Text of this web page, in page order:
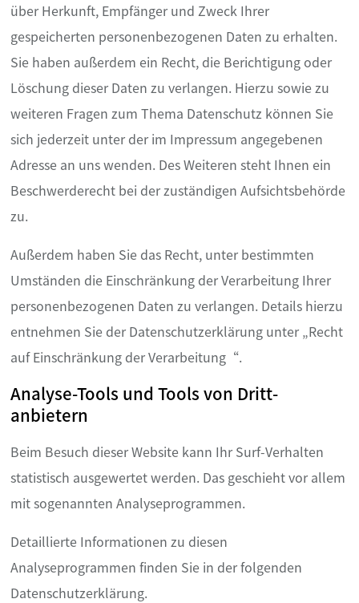
über Herkunft, Empfänger und Zweck Ihrer
gespeicherten personenbezogenen Daten zu erhalten.
Sie haben außerdem ein Recht, die Berichtigung oder
Löschung dieser Daten zu verlangen. Hierzu sowie zu
weiteren Fragen zum Thema Datenschutz können Sie
sich jederzeit unter der im Impressum angegebenen
Adresse an uns wenden. Des Weiteren steht Ihnen ein
Beschwerderecht bei der zuständigen Aufsichtsbehörde
zu.
Außerdem haben Sie das Recht, unter bestimmten
Umständen die Einschränkung der Verarbeitung Ihrer
personenbezogenen Daten zu verlangen. Details hierzu
entnehmen Sie der Datenschutzerklärung unter „Recht
auf Einschränkung der Verarbeitung“.
Analyse-Tools und Tools von Dritt­
anbietern
Beim Besuch dieser Website kann Ihr Surf-Verhalten
statistisch ausgewertet werden. Das geschieht vor allem
mit sogenannten Analyseprogrammen.
Detaillierte Informationen zu diesen
Analyseprogrammen finden Sie in der folgenden
Datenschutzerklärung.